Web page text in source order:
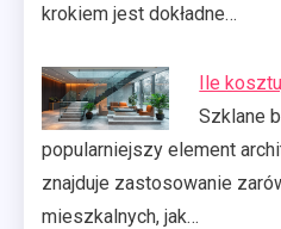
krokiem jest dokładne…
Ile
Szklane
popularniejszy element
znajduje zastosowanie
mieszkalnych, jak…